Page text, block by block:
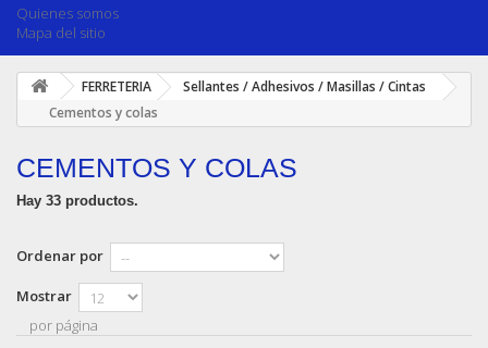
Quienes somos
Mapa del sitio
FERRETERIA
Sellantes / Adhesivos / Masillas / Cintas
Cementos y colas
CEMENTOS Y COLAS
Hay 33 productos.
Ordenar por
Mostrar
por página